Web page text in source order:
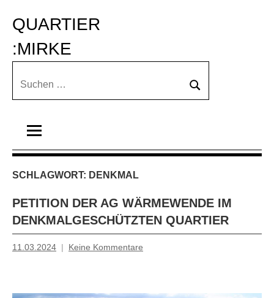
Inhalt
springen
QUARTIER
:MIRKE
Suchen
Suchen
SCHLAGWORT: DENKMAL
PETITION DER AG WÄRMEWENDE IM
DENKMALGESCHÜTZTEN QUARTIER
11.03.2024
Mosche
Keine Kommentare